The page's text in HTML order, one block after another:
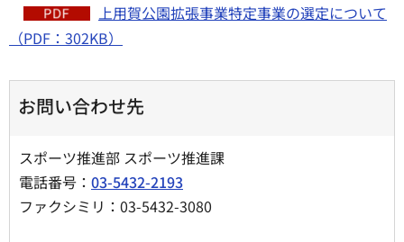
上用賀公園拡張事業特定事業の選定について
（PDF：302KB）
お問い合わせ先
スポーツ推進部 スポーツ推進課
電話番号： 03-5432-2193
ファクシミリ：03-5432-3080